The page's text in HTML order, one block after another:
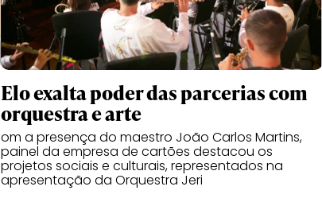
Elo exalta poder das parcerias com
orquestra e arte
om a presença do maestro João Carlos Martins,
painel da empresa de cartões destacou os
projetos sociais e culturais, representados na
apresentação da Orquestra Jeri